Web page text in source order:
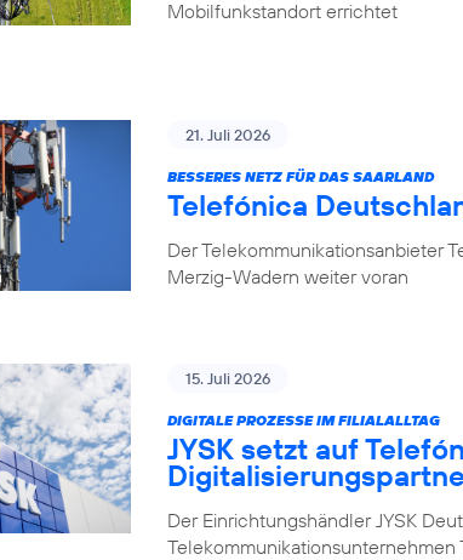
Mobilfunkstandort errichtet
21. Juli 2026
BESSERES NETZ FÜR DAS SAARLAND
Telefónica
Der Telekommunikationsanbieter
Merzig-Wadern weiter voran
15. Juli 2026
DIGITALE PROZESSE IM FILIALALLTAG
JYSK setzt auf
Der Einrichtungshändler JYSK